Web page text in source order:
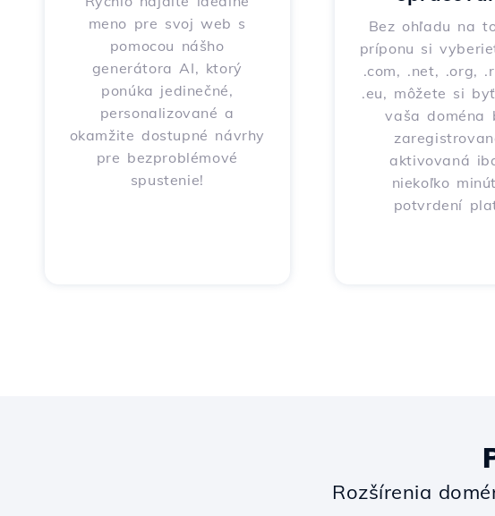
meno pre svoj web s
pomocou nášho
generátora AI, ktorý
ponúka jedinečné,
personalizované a
okamžite dostupné návrhy
pre bezproblémové
spustenie!
Bez ohľadu na
príponu si
.com, .net, .org,
.eu, môžete si
vaša doména
aktivovaná
niekoľko
potvrdení
Rozšírenia